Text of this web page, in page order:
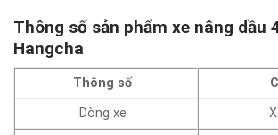
Thông số sản phẩm xe nâng dầu
Hangcha
Thông số
Dòng xe